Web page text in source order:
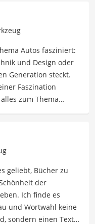
Autos fasziniert:
und Design oder
Generation steckt.
Faszination
zum Thema
Meine Beiträge
und Neuigkeiten
ist aus unserer
Autofahrerund
geliebt, Bücher zu
der
Ich finde es
und Wortwahl keine
sondern einen Text